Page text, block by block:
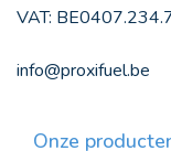
VAT:
info@proxifuel.be
Onze